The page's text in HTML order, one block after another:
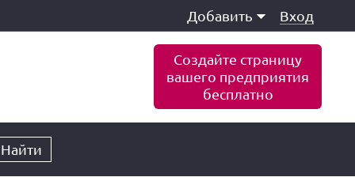
Добавить Вход
Создайте страницу
вашего предприятия
бесплатно
Найти